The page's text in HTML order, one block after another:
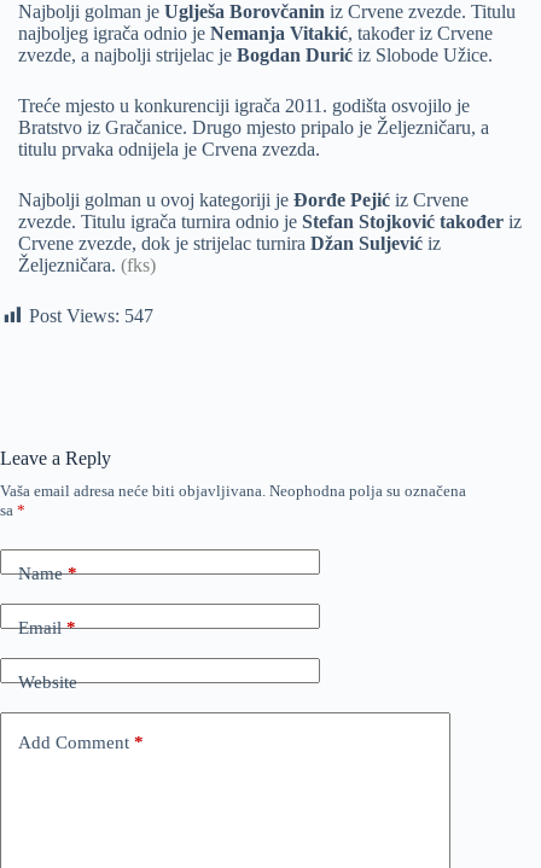
Najbolji golman je Uglješa Borovčanin iz Crvene zvezde. Titulu
najboljeg igrača odnio je Nemanja Vitakić, također iz Crvene
zvezde, a najbolji strijelac je Bogdan Durić iz Slobode Užice.
Treće mjesto u konkurenciji igrača 2011. godišta osvojilo je
Bratstvo iz Gračanice. Drugo mjesto pripalo je Željezničaru, a
titulu prvaka odnijela je Crvena zvezda.
Najbolji golman u ovoj kategoriji je Đorđe Pejić iz Crvene
zvezde. Titulu igrača turnira odnio je Stefan Stojković također iz
Crvene zvezde, dok je strijelac turnira Džan Suljević iz
Željezničara. (fks)
Post Views: 547
Leave a Reply
Vaša email adresa neće biti objavljivana. Neophodna polja su označena
sa *
Name*
Email*
Website
Add Comment *